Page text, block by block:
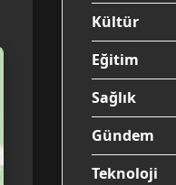
Kültür
Eğitim
Sağlık
Gündem
Teknoloji